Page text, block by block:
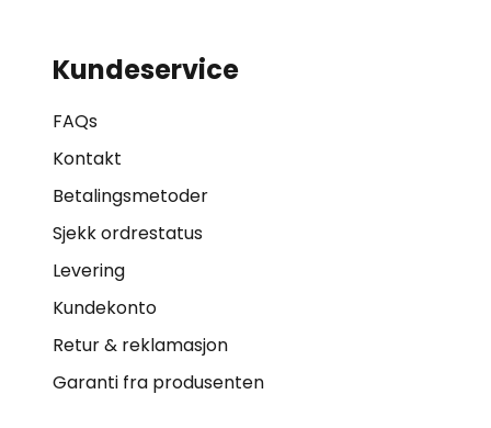
Kundeservice
FAQs
Kontakt
Betalingsmetoder
Sjekk ordrestatus
Levering
Kundekonto
Retur & reklamasjon
Garanti fra produsenten